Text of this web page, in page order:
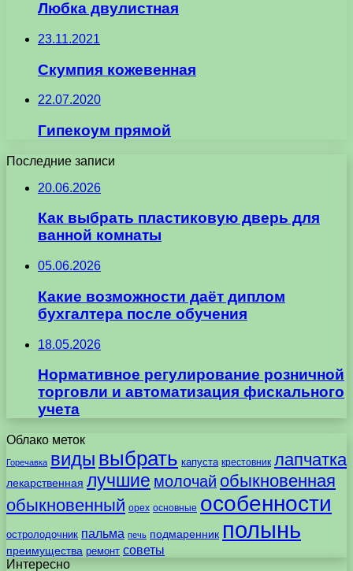
Любка двулистная
23.11.2021
Скумпия кожевенная
22.07.2020
Гипекоум прямой
Последние записи
20.06.2026
Как выбрать пластиковую дверь для
ванной комнаты
05.06.2026
Какие возможности даёт диплом
бухгалтера после обучения
18.05.2026
Нормативное регулирование розничной
торговли и автоматизация фискального
учета
Облако меток
Горечавка виды выбрать капуста крестовник лапчатка
лекарственная лучшие молочай обыкновенная
обыкновенный орех основные особенности
остролодочник пальма печь подмаренник полынь
преимущества ремонт советы
Интересно